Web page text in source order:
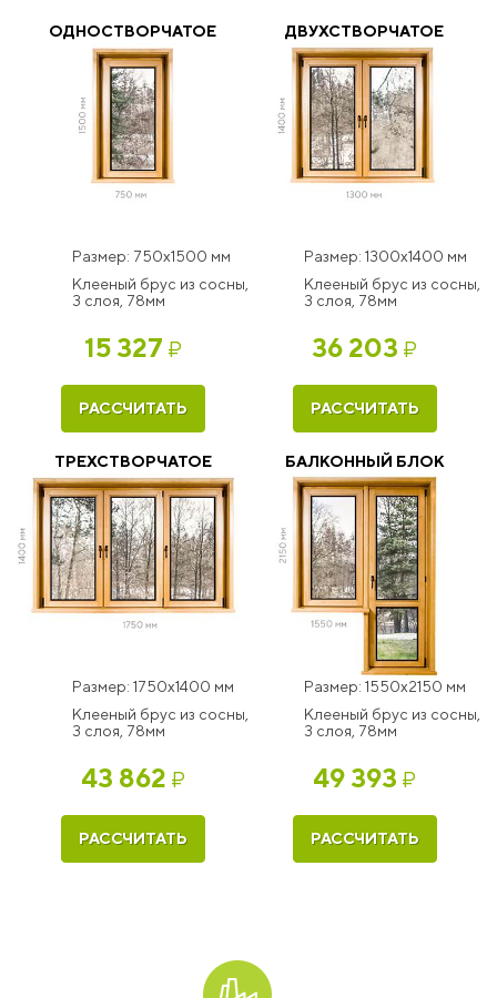
ОДНОСТВОРЧАТОЕ
Размер: 750x1500 мм
Клееный брус из сосны,
3 слоя, 78мм
15 327 ₽
РАССЧИТАТЬ
ДВУХСТВОРЧАТОЕ
Размер: 1300x1400 мм
Клееный брус из сосны,
3 слоя, 78мм
36 203 ₽
РАССЧИТАТЬ
ТРЕХСТВОРЧАТОЕ
Размер: 1750x1400 мм
Клееный брус из сосны,
3 слоя, 78мм
43 862 ₽
РАССЧИТАТЬ
БАЛКОННЫЙ БЛОК
Размер: 1550x2150 мм
Клееный брус из сосны,
3 слоя, 78мм
49 393 ₽
РАССЧИТАТЬ